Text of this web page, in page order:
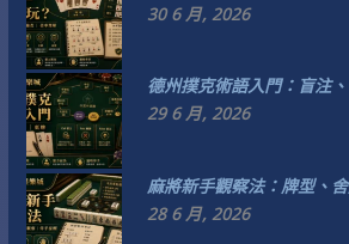
30 6 月, 2026
德州撲克術語入門：盲注
29 6 月, 2026
麻將新手觀察法：牌型、
28 6 月, 2026